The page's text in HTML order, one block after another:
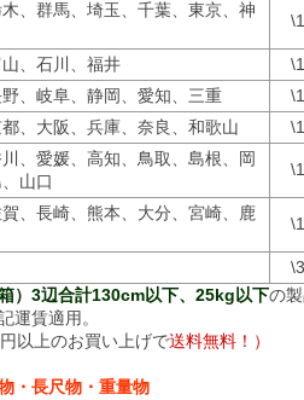
、群馬、埼玉、千葉、東京、神
、石川、福井
、岐阜、静岡、愛知、三重
、大阪、兵庫、奈良、和歌山
、愛媛、高知、鳥取、島根、岡
山口
、長崎、熊本、大分、宮崎、鹿
）3辺合計130cm以下、25kg以下の
運賃適用。
円以上のお買い上げで送料無料！）
・長尺物・重量物